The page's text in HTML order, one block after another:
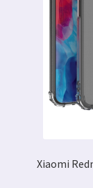
Xiaomi